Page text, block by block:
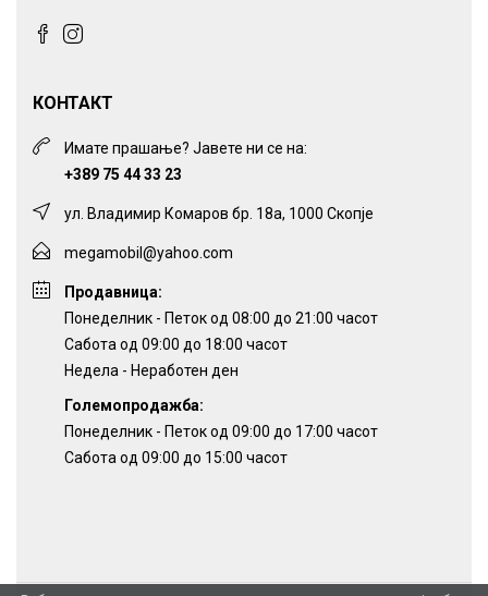
КОНТАКТ
Имате прашање? Јавете ни се на:
+389 75 44 33 23
ул. Владимир Комаров бр. 18а, 1000 Скопје
megamobil@yahoo.com
Продавница:
Понеделник - Петок од 08:00 до 21:00 часот
Сабота од 09:00 до 18:00 часот
Недела - Неработен ден
Големопродажба:
Понеделник - Петок од 09:00 до 17:00 часот
Сабота од 09:00 до 15:00 часот